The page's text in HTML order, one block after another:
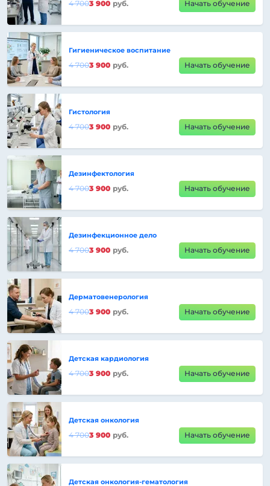
4 7003 900 руб. Начать обучение
Гигиеническое воспитание
4 7003 900 руб. Начать обучение
Гистология
4 7003 900 руб. Начать обучение
Дезинфектология
4 7003 900 руб. Начать обучение
Дезинфекционное дело
4 7003 900 руб. Начать обучение
Дерматовенерология
4 7003 900 руб. Начать обучение
Детская кардиология
4 7003 900 руб. Начать обучение
Детская онкология
4 7003 900 руб. Начать обучение
Детская онкология-гематология